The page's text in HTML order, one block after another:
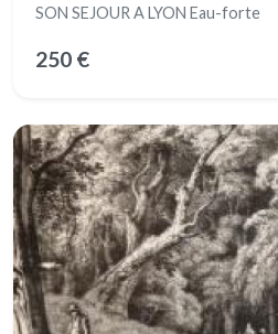
SON SEJOUR A LYON Eau-forte
250 €